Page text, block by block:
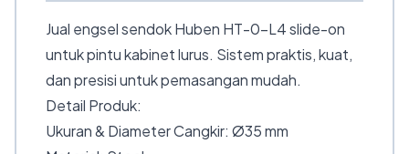
Jual engsel sendok Huben HT-0-L4 slide-on
untuk pintu kabinet lurus. Sistem praktis, kuat,
dan presisi untuk pemasangan mudah.
Detail Produk:
Ukuran & Diameter Cangkir: Ø35 mm